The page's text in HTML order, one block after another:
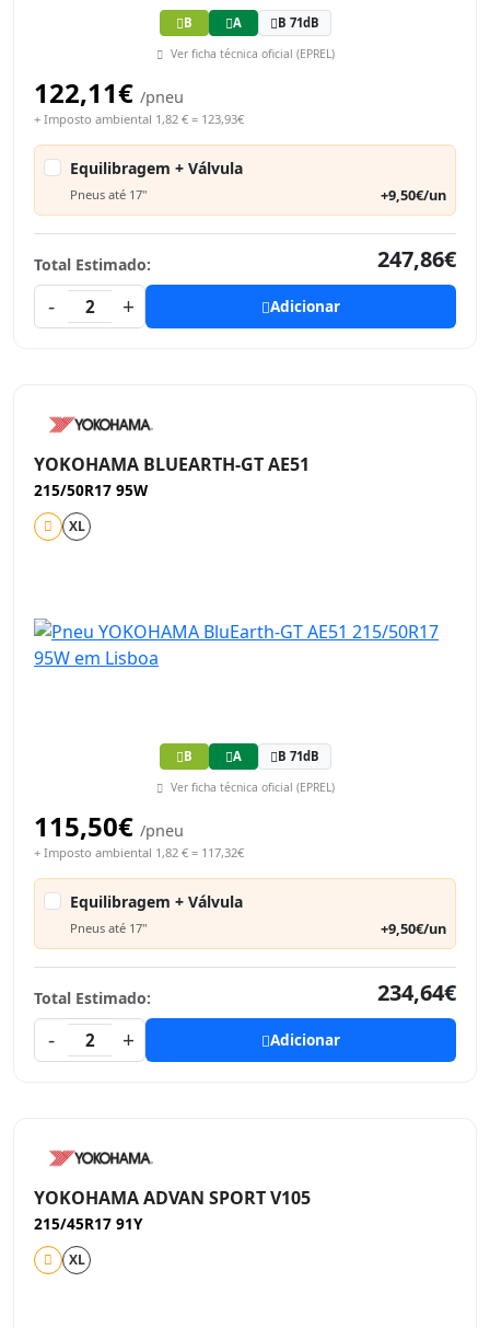
B A B 71dB
Ver ficha técnica oficial (EPREL)
122,11€ /pneu
+ Imposto ambiental 1,82 € = 123,93€
Equilibragem + Válvula
Pneus até 17" +9,50€/un
Total Estimado:
247,86€
-
2 + Adicionar
YOKOHAMA BLUEARTH-GT AE51
215/50R17 95W
XL
B A B 71dB
Ver ficha técnica oficial (EPREL)
115,50€ /pneu
+ Imposto ambiental 1,82 € = 117,32€
Equilibragem + Válvula
Pneus até 17" +9,50€/un
Total Estimado:
234,64€
-
2 + Adicionar
YOKOHAMA ADVAN SPORT V105
215/45R17 91Y
XL